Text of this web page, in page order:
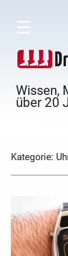
☰
Wissen,
über 20
Kategorie: